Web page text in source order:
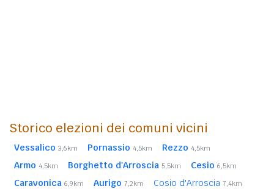
Storico elezioni dei comuni vicini
Vessalico 3,6km Pornassio 4,5km Rezzo 4,5km
Armo 4,5km Borghetto d'Arroscia 5,5km Cesio 6,5km
Caravonica 6,9km Aurigo 7,2km Cosio d'Arroscia 7,4km